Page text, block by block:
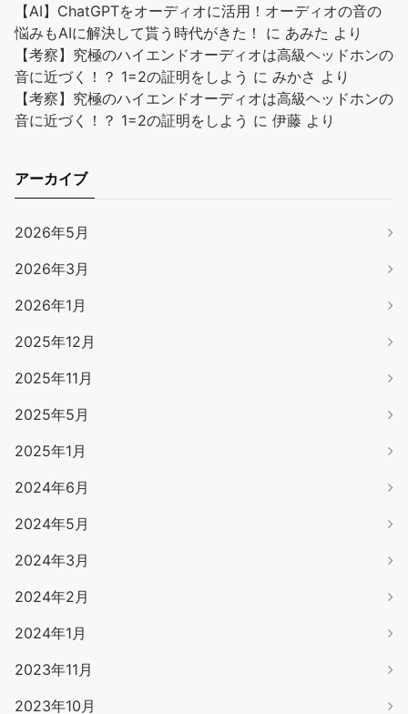
【AI】ChatGPTをオーディオに活用！オーディオの音の
悩みもAIに解決して貰う時代がきた！
に あみた より
【考察】究極のハイエンドオーディオは高級ヘッドホンの
音に近づく！？ 1=2の証明をしよう に みかさ より
【考察】究極のハイエンドオーディオは高級ヘッドホンの
音に近づく！？ 1=2の証明をしよう に 伊藤 より
アーカイブ
2026年5月
2026年3月
2026年1月
2025年12月
2025年11月
2025年5月
2025年1月
2024年6月
2024年5月
2024年3月
2024年2月
2024年1月
2023年11月
2023年10月